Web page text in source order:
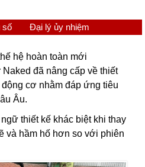
số Đại lý ủy nhiệm
hệ hoàn toàn mới
đã nâng cấp về thiết
cơ nhằm đáp ứng tiêu
Âu.
thiết kế khác biệt khi thay
và hầm hố hơn so với phiên